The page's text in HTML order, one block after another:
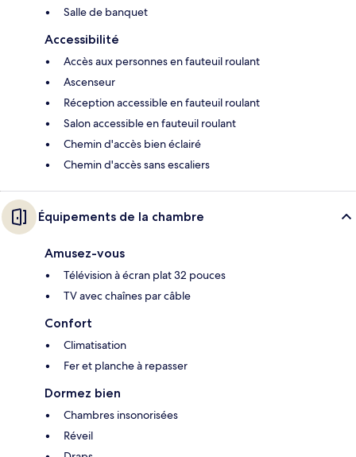
Salle de banquet
Accessibilité
Accès aux personnes en fauteuil roulant
Ascenseur
Réception accessible en fauteuil roulant
Salon accessible en fauteuil roulant
Chemin d'accès bien éclairé
Chemin d'accès sans escaliers
Équipements de la chambre
Amusez-vous
Télévision à écran plat 32 pouces
TV avec chaînes par câble
Confort
Climatisation
Fer et planche à repasser
Dormez bien
Chambres insonorisées
Réveil